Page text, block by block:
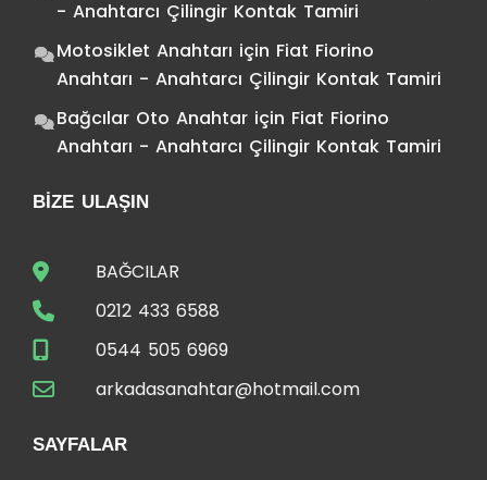
- Anahtarcı Çilingir Kontak Tamiri
Motosiklet Anahtarı için Fiat Fiorino
Anahtarı - Anahtarcı Çilingir Kontak Tamiri
Bağcılar Oto Anahtar için Fiat Fiorino
Anahtarı - Anahtarcı Çilingir Kontak Tamiri
BIZE ULAŞIN
BAĞCILAR
0212 433 6588
0544 505 6969
arkadasanahtar@hotmail.com
SAYFALAR